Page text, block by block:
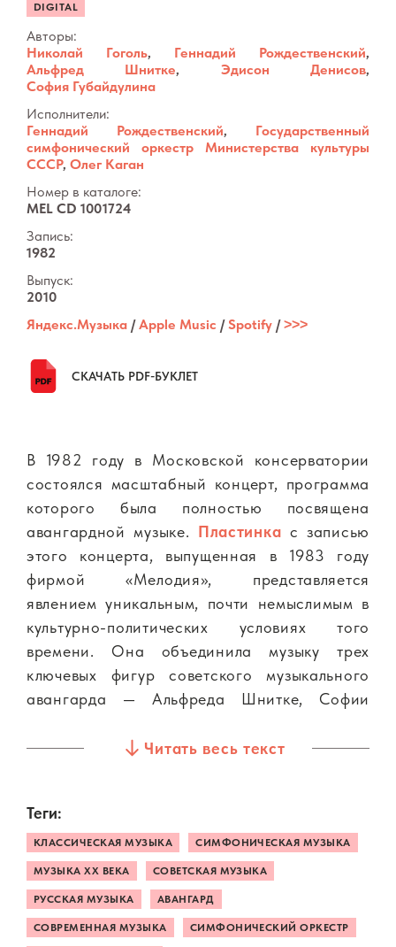
DIGITAL
Авторы:
Николай Гоголь, Геннадий Рождественский,
Альфред Шнитке, Эдисон Денисов,
София Губайдулина
Исполнители:
Геннадий Рождественский, Государственный
симфонический оркестр Министерства культуры
СССР, Олег Каган
Номер в каталоге:
MEL CD 1001724
Запись:
1982
Выпуск:
2010
Яндекс.Музыка /Apple Music /Spotify /˃˃˃
СКАЧАТЬ PDF-БУКЛЕТ
В 1982 году в Московской консерватории
состоялся масштабный концерт, программа
которого была полностью посвящена
авангардной музыке. Пластинка с записью
этого концерта, выпущенная в 1983 году
фирмой «Мелодия», представляется
явлением уникальным, почти немыслимым в
культурно-политических условиях того
времени. Она объединила музыку трех
ключевых фигур советского музыкального
авангарда — Альфреда Шнитке, Софии
творчество находилось в оппозиции к
Контекст эпохи красноречиво объясняет эту
уникальность: в 1979 году глава Союза
композиторов Тихон Хренников публично
осудил «стремление к ниспровержению
традиций» и «художественный произвол». На
практике это выливалось в запреты. Так,
Читать весь текст
Теги:
КЛАССИЧЕСКАЯ МУЗЫКА СИМФОНИЧЕСКАЯ МУЗЫКА
МУЗЫКА XX ВЕКА СОВЕТСКАЯ МУЗЫКА
РУССКАЯ МУЗЫКА АВАНГАРД
СОВРЕМЕННАЯ МУЗЫКА СИМФОНИЧЕСКИЙ ОРКЕСТР